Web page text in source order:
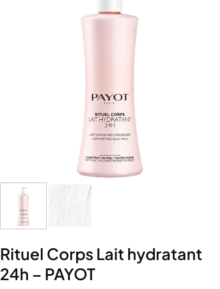
Rituel Corps Lait hydratant
24h – PAYOT